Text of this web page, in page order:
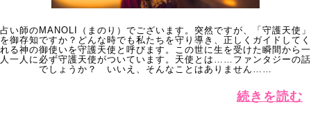
占い師のMANOLI（まのり）でございます。突然ですが、「守護天使」
を御存知ですか？どんな時でも私たちを守り導き、正しくガイドしてく
れる神の御使いを守護天使と呼びます。この世に生を受けた瞬間から一
人一人に必ず守護天使がついています。天使とは……ファンタジーの話
でしょうか？ いいえ、そんなことはありません……
続きを読む